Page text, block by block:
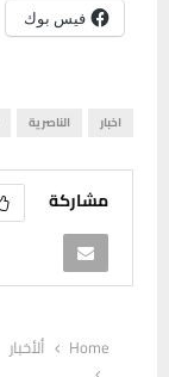
فيس بوك
اخبار الناصرية
مشاركة
Home
ألأخبار